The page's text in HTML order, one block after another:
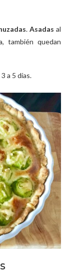
. Asadas al
también quedan
a 5 días.